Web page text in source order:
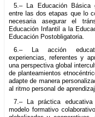
5.– La Educación Básica
entre las dos etapas que lo
necesaria asegurar el
Educación Infantil a la
Educación Postobligatoria.
6.– La acción
experiencias, referentes y
una perspectiva global
de planteamientos
adapte de manera
al ritmo personal de
7.– La práctica
modelo formativo